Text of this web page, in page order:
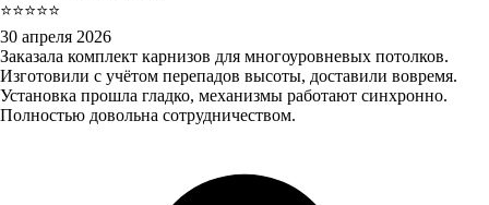
⭐⭐⭐⭐⭐
30 апреля 2026
Заказала комплект карнизов для многоуровневых потолков.
Изготовили с учётом перепадов высоты, доставили вовремя.
Установка прошла гладко, механизмы работают синхронно.
Полностью довольна сотрудничеством.